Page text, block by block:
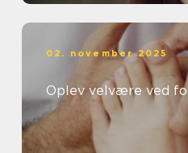
02. november 2025
Oplev velvære ved